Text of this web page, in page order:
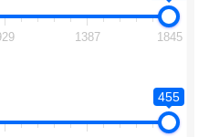
1387 1845
455